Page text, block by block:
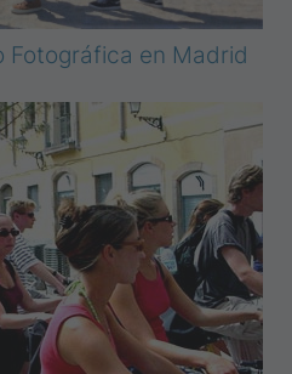
Fotográfica en Madrid